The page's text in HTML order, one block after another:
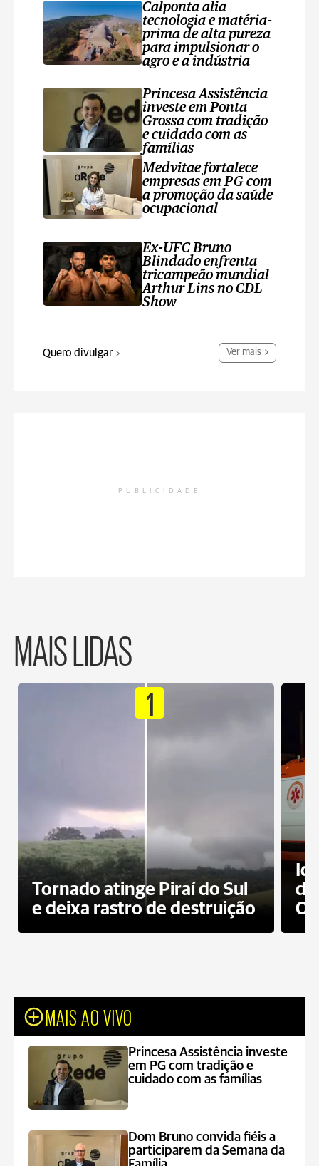
Calponta alia
tecnologia e matéria-
prima de alta pureza
para impulsionar o
agro e a indústria
Princesa Assistência
investe em Ponta
Grossa com tradição
e cuidado com as
famílias
Medvitae fortalece
empresas em PG com
a promoção da saúde
ocupacional
Ex-UFC Bruno
Blindado enfrenta
tricampeão mundial
Arthur Lins no CDL
Show
Quero divulgar Ver mais
PUBLICIDADE
MAIS LIDAS
1
Tornado atinge Piraí do Sul
e deixa rastro de destruição
MAIS AO VIVO
Princesa Assistência investe
em PG com tradição e
cuidado com as famílias
Dom Bruno convida fiéis a
participarem da Semana da